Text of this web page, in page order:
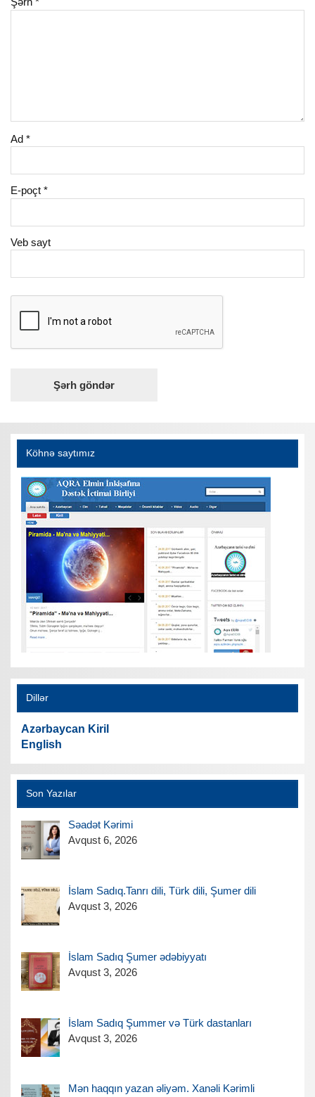
Ad*
E-poçt*
Veb sayt
Köhnə saytımız
Dillər
Azərbaycan Kiril
English
Son Yazılar
Səadət Kərimi
Avqust 6, 2026
İslam Sadıq.Tanrı dili, Türk dili, Şumer dili
Avqust 3, 2026
İslam Sadıq Şumer ədəbiyyatı
Avqust 3, 2026
İslam Sadıq Şummer və Türk dastanları
Avqust 3, 2026
Mən haqqın yazan əliyəm. Xanəli Kərimli